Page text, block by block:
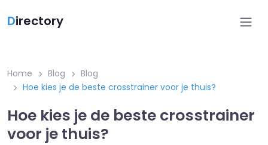
Directory
Home Blog
Blog
Hoe kies je de beste crosstrainer voor je thuis?
Hoe kies je de beste crosstrainer
voor je thuis?